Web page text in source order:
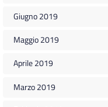
Giugno 2019
Maggio 2019
Aprile 2019
Marzo 2019